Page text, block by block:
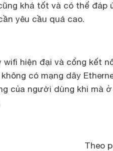
khá tốt và có thể đáp
yêu cầu quá cao.
hiện đại và cổng kết
có mạng dây
của người dùng khi mà
Theo